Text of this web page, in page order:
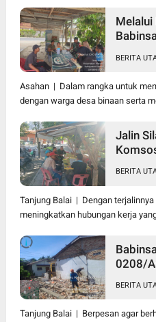
Melalui
Jaga
BERITA
Asahan | Dalam rangka untuk
dengan warga desa binaan serta
Jalin
09/TB
BERITA
Tanjung Balai | Dengan
meningkatkan hubungan kerja
0208/
BERITA
Tanjung Balai | Berpesan agar